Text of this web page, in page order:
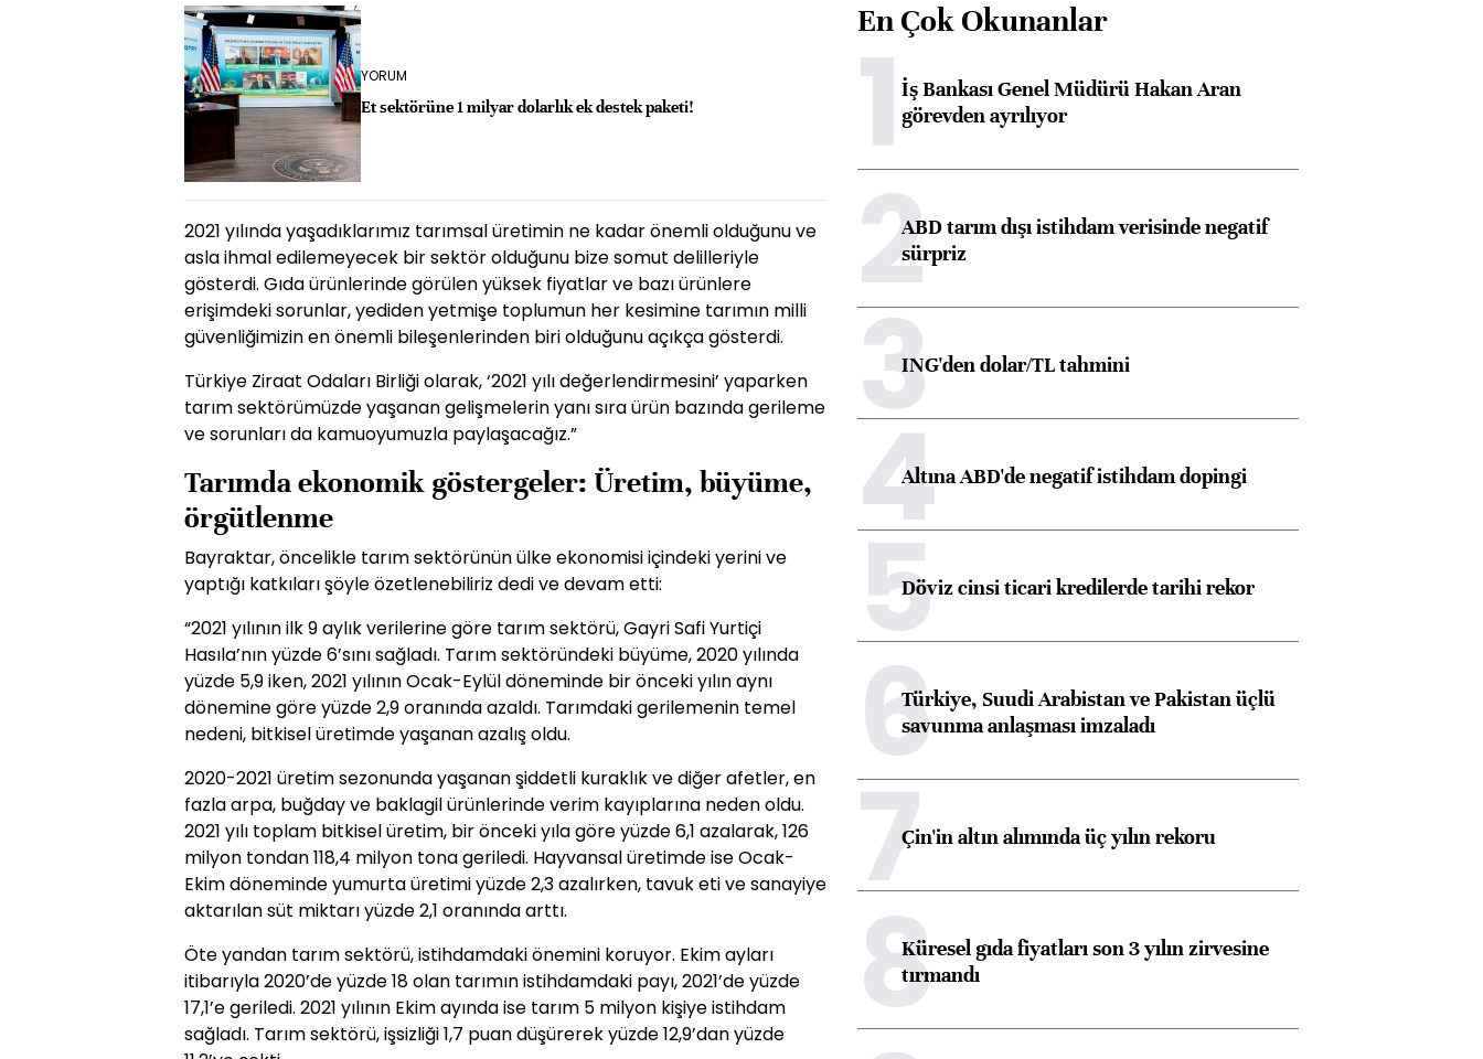
YORUM
Et sektörüne 1 milyar dolarlık ek destek paketi!
2021 yılında yaşadıklarımız tarımsal üretimin ne kadar önemli olduğunu ve
asla ihmal edilemeyecek bir sektör olduğunu bize somut delilleriyle
gösterdi. Gıda ürünlerinde görülen yüksek fiyatlar ve bazı ürünlere
erişimdeki sorunlar, yediden yetmişe toplumun her kesimine tarımın milli
güvenliğimizin en önemli bileşenlerinden biri olduğunu açıkça gösterdi.
Türkiye Ziraat Odaları Birliği olarak, ‘2021 yılı değerlendirmesini’ yaparken
tarım sektörümüzde yaşanan gelişmelerin yanı sıra ürün bazında gerileme
ve sorunları da kamuoyumuzla paylaşacağız.”
Tarımda ekonomik göstergeler: Üretim, büyüme,
örgütlenme
Bayraktar, öncelikle tarım sektörünün ülke ekonomisi içindeki yerini ve
yaptığı katkıları şöyle özetlenebiliriz dedi ve devam etti:
“2021 yılının ilk 9 aylık verilerine göre tarım sektörü, Gayri Safi Yurtiçi
Hasıla’nın yüzde 6’sını sağladı. Tarım sektöründeki büyüme, 2020 yılında
yüzde 5,9 iken, 2021 yılının Ocak-Eylül döneminde bir önceki yılın aynı
dönemine göre yüzde 2,9 oranında azaldı. Tarımdaki gerilemenin temel
nedeni, bitkisel üretimde yaşanan azalış oldu.
2020-2021 üretim sezonunda yaşanan şiddetli kuraklık ve diğer afetler, en
fazla arpa, buğday ve baklagil ürünlerinde verim kayıplarına neden oldu.
2021 yılı toplam bitkisel üretim, bir önceki yıla göre yüzde 6,1 azalarak, 126
milyon tondan 118,4 milyon tona geriledi. Hayvansal üretimde ise Ocak-
Ekim döneminde yumurta üretimi yüzde 2,3 azalırken, tavuk eti ve sanayiye
aktarılan süt miktarı yüzde 2,1 oranında arttı.
Öte yandan tarım sektörü, istihdamdaki önemini koruyor. Ekim ayları
itibarıyla 2020’de yüzde 18 olan tarımın istihdamdaki payı, 2021’de yüzde
17,1’e geriledi. 2021 yılının Ekim ayında ise tarım 5 milyon kişiye istihdam
sağladı. Tarım sektörü, işsizliği 1,7 puan düşürerek yüzde 12,9’dan yüzde
En Çok Okunanlar
1İş Bankası Genel Müdürü Hakan Aran
görevden ayrılıyor
2ABD tarım dışı istihdam verisinde negatif
sürpriz
3ING'den dolar/TL tahmini
4Altına ABD'de negatif istihdam dopingi
5Döviz cinsi ticari kredilerde tarihi rekor
6Türkiye, Suudi Arabistan ve Pakistan üçlü
savunma anlaşması imzaladı
7Çin'in altın alımında üç yılın rekoru
8Küresel gıda fiyatları son 3 yılın zirvesine
tırmandı